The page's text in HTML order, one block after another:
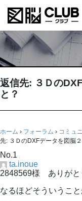
返信先: ３Ｄの
と？
ホーム › フォーラム › コミュ
先: ３ＤのDXFデータを図脳
No.1
ta.inoue
2848569様 ありがと
なるほどそういうこと